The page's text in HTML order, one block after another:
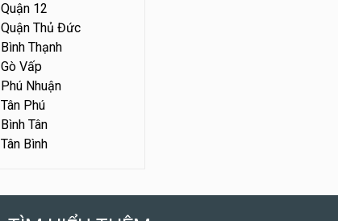
Quận 12
Quận Thủ Đức
Bình Thạnh
Gò Vấp
Phú Nhuận
Tân Phú
Bình Tân
Tân Bình